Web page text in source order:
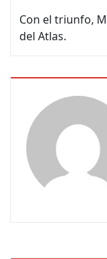
Con el triunfo,
del Atlas.